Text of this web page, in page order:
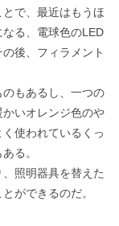
で、最近はもうほ
る、電球色のLED
後、フィラメント
もあるし、一つの
いオレンジ色のや
使われているくっ
る。
照明器具を替えた
ができるのだ。